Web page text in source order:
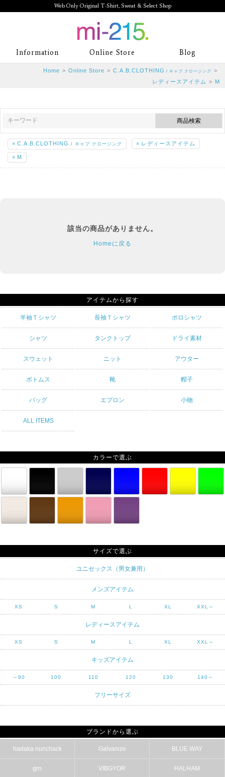
Web Only Original T-Shirt, Sweat & Select Shop
mi-215. Web Only Original T-Shirt,
Sweat & Select Shop mi-215. Tシャ
ツを中心としたカジュアルスタイルブ
Information Online Store Blog
Home > Online Store > C.A.B.CLOTHING / キャブ クロージング
>
レディースアイテム > M
× C.A.B.CLOTHING / キャブ クロージング × レディースアイテム
× M
該当の商品がありません。
Homeに戻る
アイテムから探す
半袖Ｔシャツ 長袖Ｔシャツ ポロシャツ
シャツ タンクトップ ドライ素材
スウェット ニット アウター
ボトムス 靴 帽子
バッグ エプロン 小物
ALL ITEMS
カラーで選ぶ
サイズで選ぶ
ユニセックス（男女兼用）
メンズアイテム
XS S M L XL XXL～
レディースアイテム
XS S M L XL XXL～
キッズアイテム
～90 100 110 120 130 140～
フリーサイズ
ブランドから選ぶ
hadaka nunchack Galvanize BLUE WAY
grn VIBGYOR HALHAM